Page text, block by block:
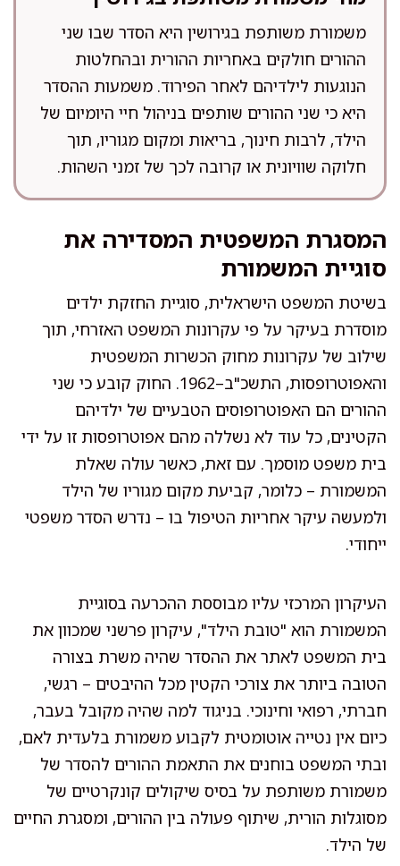
משמורת משותפת בגירושין היא הסדר שבו שני
ההורים חולקים באחריות ההורית ובהחלטות
הנוגעות לילדיהם לאחר הפירוד. משמעות ההסדר
היא כי שני ההורים שותפים בניהול חיי היומיום של
הילד, לרבות חינוך, בריאות ומקום מגוריו, תוך
חלוקה שוויונית או קרובה לכך של זמני השהות.
המסגרת המשפטית המסדירה את
סוגיית המשמורת
בשיטת המשפט הישראלית, סוגיית החזקת ילדים
מוסדרת בעיקר על פי עקרונות המשפט האזרחי, תוך
שילוב של עקרונות מחוק הכשרות המשפטית
והאפוטרופסות, התשכ"ב–1962. החוק קובע כי שני
ההורים הם האפוטרופוסים הטבעיים של ילדיהם
הקטינים, כל עוד לא נשללה מהם אפוטרופסות זו על ידי
בית משפט מוסמך. עם זאת, כאשר עולה שאלת
המשמורת – כלומר, קביעת מקום מגוריו של הילד
ולמעשה עיקר אחריות הטיפול בו – נדרש הסדר משפטי
ייחודי.
העיקרון המרכזי עליו מבוססת ההכרעה בסוגיית
המשמורת הוא "טובת הילד", עיקרון פרשני שמכוון את
בית המשפט לאתר את ההסדר שהיה משרת בצורה
הטובה ביותר את צורכי הקטין מכל ההיבטים – רגשי,
חברתי, רפואי וחינוכי. בניגוד למה שהיה מקובל בעבר,
כיום אין נטייה אוטומטית לקבוע משמורת בלעדית לאם,
ובתי המשפט בוחנים את התאמת ההורים להסדר של
משמורת משותפת על בסיס שיקולים קונקרטיים של
מסוגלות הורית, שיתוף פעולה בין ההורים, ומסגרת החיים
של הילד.